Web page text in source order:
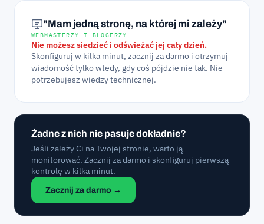
"Mam jedną stronę, na której mi zależy"
WEBMASTERZY I BLOGERZY
Nie możesz siedzieć i odświeżać jej cały dzień.
Skonfiguruj w kilka minut, zacznij za darmo i otrzymuj
wiadomość tylko wtedy, gdy coś pójdzie nie tak. Nie
potrzebujesz wiedzy technicznej.
Żadne z nich nie pasuje dokładnie?
Jeśli zależy Ci na Twojej stronie, warto ją
monitorować. Zacznij za darmo i skonfiguruj pierwszą
kontrolę w kilka minut.
Zacznij za darmo →